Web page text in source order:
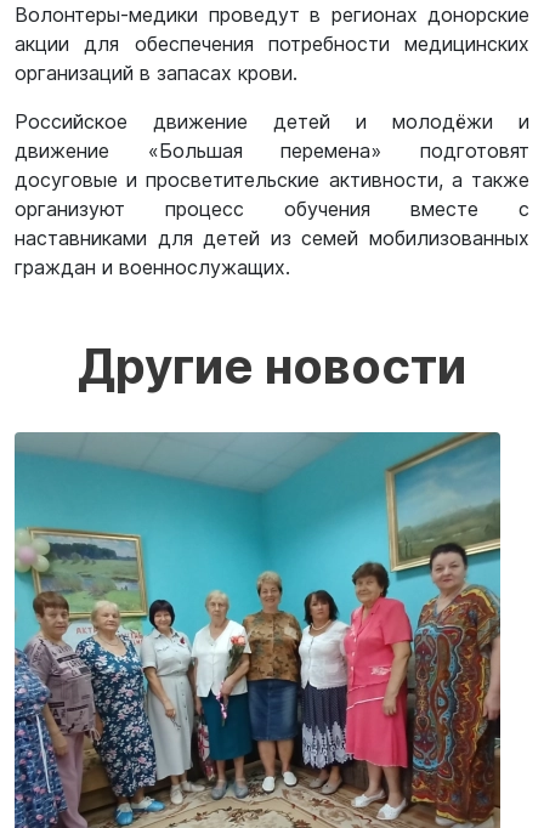
Волонтеры-медики проведут в регионах донорские
акции для обеспечения потребности медицинских
организаций в запасах крови.
Российское движение детей и молодёжи и
движение «Большая перемена» подготовят
досуговые и просветительские активности, а также
организуют процесс обучения вместе с
наставниками для детей из семей мобилизованных
граждан и военнослужащих.
Другие новости